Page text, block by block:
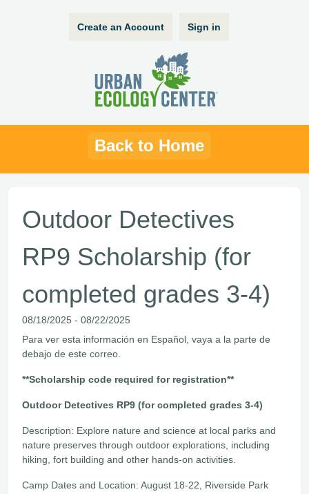
Create an Account Sign in
Back to Home
Outdoor Detectives
RP9 Scholarship (for
completed grades 3-4)
08/18/2025 - 08/22/2025
Para ver esta información en Español, vaya a la parte de
debajo de este correo.
**Scholarship code required for registration**
Outdoor Detectives RP9 (for completed grades 3-4)
Description: Explore nature and science at local parks and
nature preserves through outdoor explorations, including
hiking, fort building and other hands-on activities.
Camp Dates and Location: August 18-22, Riverside Park